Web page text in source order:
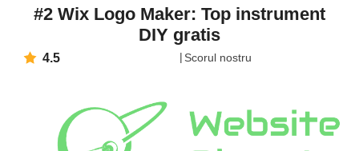
#2 Wix Logo Maker: Top instrument
DIY gratis
4.5 Scorul nostru